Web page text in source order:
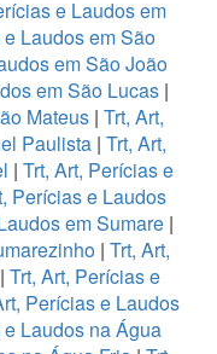
e Laudos em
Laudos em São
em São João
em São Lucas|
Mateus | Trt, Art,
Paulista| Trt, Art,
| Trt, Art, Perícias e
Perícias e Laudos
em Sumare |
| Trt, Art,
Trt, Art, Perícias e
Perícias e Laudos
Laudos na Água